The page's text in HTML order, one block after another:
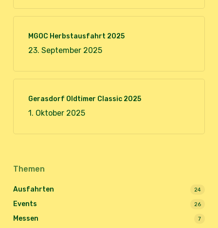
MGOC Herbstausfahrt 2025
23. September 2025
Gerasdorf Oldtimer Classic 2025
1. Oktober 2025
Themen
Ausfahrten 24
Events 26
Messen 7